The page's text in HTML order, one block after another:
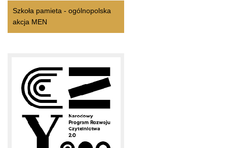
Szkoła pamieta - ogólnopolska
akcja MEN